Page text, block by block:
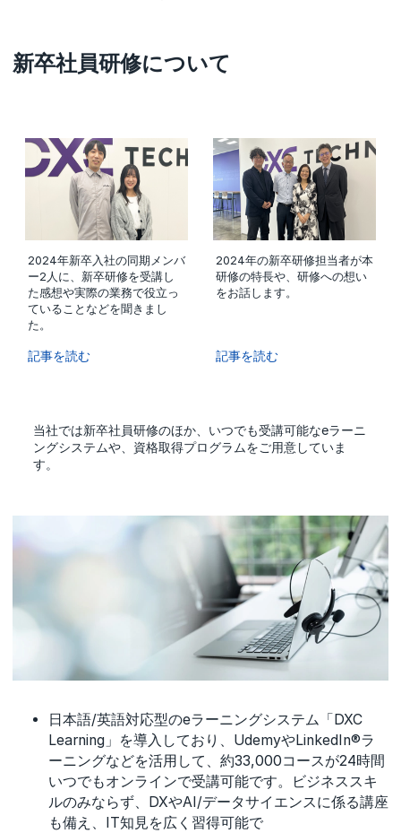
新卒社員研修について
2024年新卒入社の同期メンバ
ー2人に、新卒研修を受講し
た感想や実際の業務で役立っ
ていることなどを聞きまし
た。
記事を読む
2024年の新卒研修担当者が本
研修の特長や、研修への想い
をお話します。
記事を読む
当社では新卒社員研修のほか、いつでも受講可能なeラーニ
ングシステムや、資格取得プログラムをご用意していま
す。
日本語/英語対応型のeラーニングシステム「DXC
Learning」を導入しており、UdemyやLinkedIn®ラ
ーニングなどを活用して、約33,000コースが24時間
いつでもオンラインで受講可能です。ビジネススキ
ルのみならず、DXやAI/データサイエンスに係る講座
も備え、IT知見を広く習得可能で